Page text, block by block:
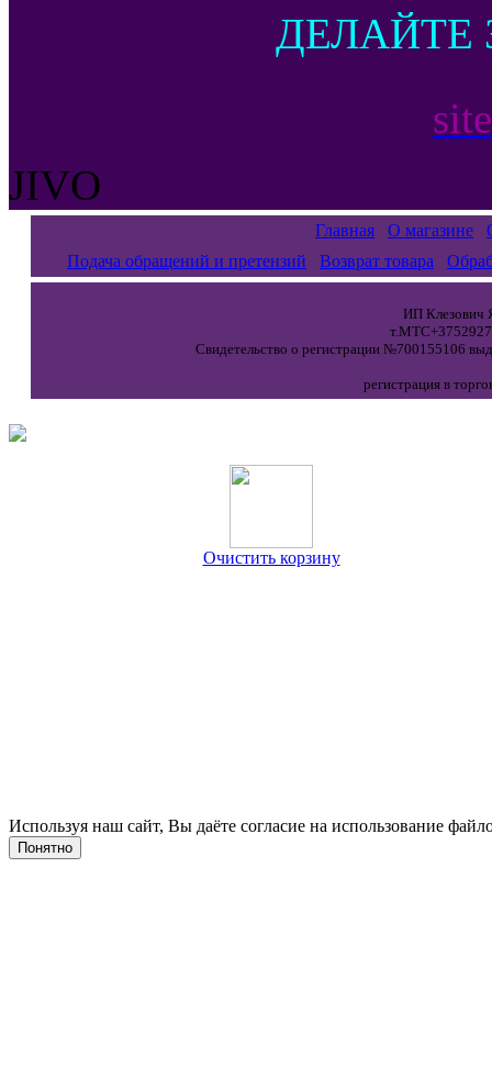
ДЕЛАЙТЕ
JIVO
Главная О магазине
Подача обращений и претензий
Возврат товара
ИП Клезович
Свидетельство о регистрации №700155106
регистрация в
Очистить корзину
Используя наш сайт, Вы даёте согласие на использование
Понятно